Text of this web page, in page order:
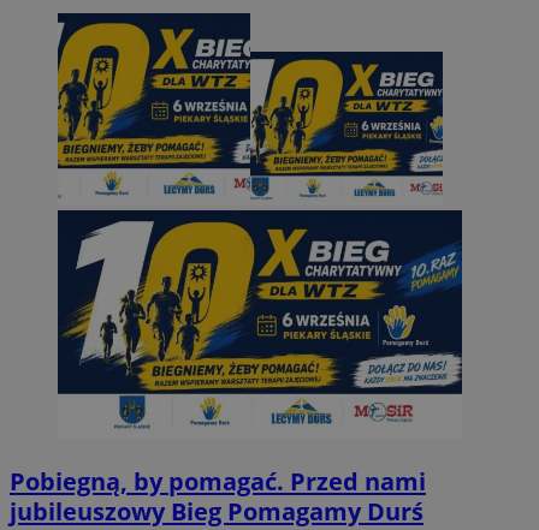
Pobiegną, by pomagać. Przed nami
jubileuszowy Bieg Pomagamy Durś